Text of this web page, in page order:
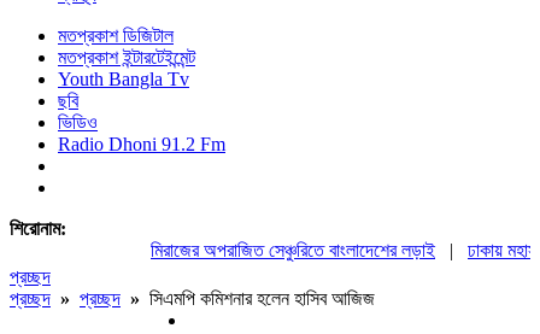
মতপ্রকাশ ডিজিটাল
মতপ্রকাশ ইন্টারটেইন্মেন্ট
Youth Bangla Tv
ছবি
ভিডিও
Radio Dhoni 91.2 Fm
শিরোনাম:
মিরাজের অপরাজিত সেঞ্চুরিতে বাংলাদেশের লড়াই|
ঢাকায়
প্রচ্ছদ
প্রচ্ছদ » প্রচ্ছদ » সিএমপি কমিশনার হলেন হাসিব আজিজ